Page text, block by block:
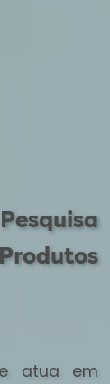
atua em